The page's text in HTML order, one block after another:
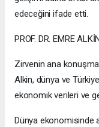
edeceğini ifade etti.
PROF. DR. EMRE
Zirvenin ana
Alkin, dünya ve
ekonomik verileri ve
Dünya ekonomisinde